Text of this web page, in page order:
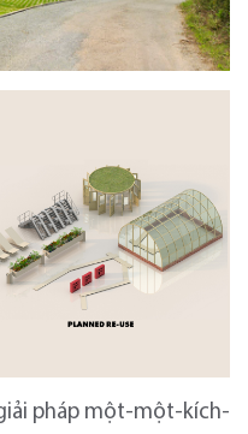
pháp một-một-kích-